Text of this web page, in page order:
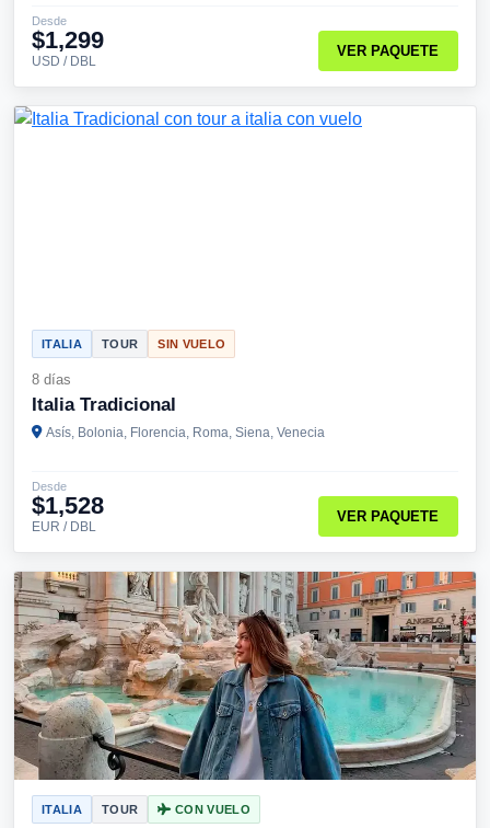
Desde
$1,299
USD / DBL
VER PAQUETE
ITALIA TOUR SIN VUELO
8 días
Italia Tradicional
Asís, Bolonia, Florencia, Roma, Siena, Venecia
Desde
$1,528
EUR / DBL
VER PAQUETE
ITALIA TOUR CON VUELO